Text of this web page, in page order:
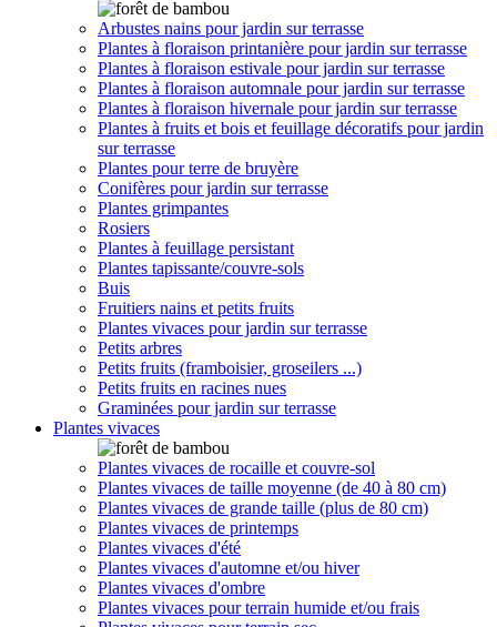
Arbustes nains pour jardin sur terrasse
Plantes à floraison printanière pour jardin sur terrasse
Plantes à floraison estivale pour jardin sur terrasse
Plantes à floraison automnale pour jardin sur terrasse
Plantes à floraison hivernale pour jardin sur terrasse
Plantes à fruits et bois et feuillage décoratifs pour jardin
sur terrasse
Plantes pour terre de bruyère
Conifères pour jardin sur terrasse
Plantes grimpantes
Rosiers
Plantes à feuillage persistant
Plantes tapissante/couvre-sols
Buis
Fruitiers nains et petits fruits
Plantes vivaces pour jardin sur terrasse
Petits arbres
Petits fruits (framboisier, groseilers ...)
Petits fruits en racines nues
Graminées pour jardin sur terrasse
Plantes vivaces
Plantes vivaces de rocaille et couvre-sol
Plantes vivaces de taille moyenne (de 40 à 80 cm)
Plantes vivaces de grande taille (plus de 80 cm)
Plantes vivaces de printemps
Plantes vivaces d'été
Plantes vivaces d'automne et/ou hiver
Plantes vivaces d'ombre
Plantes vivaces pour terrain humide et/ou frais